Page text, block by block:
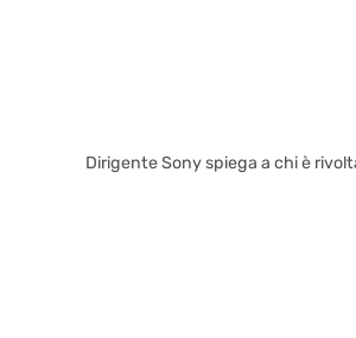
Dirigente Sony spiega a chi è